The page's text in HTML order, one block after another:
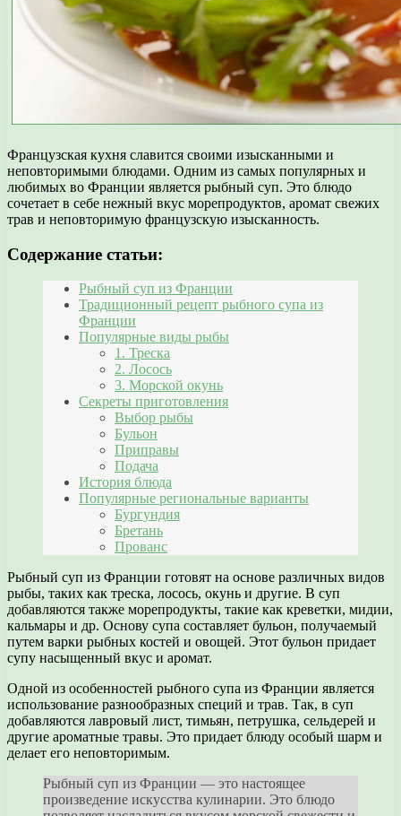
Французская кухня славится своими изысканными и
неповторимыми блюдами. Одним из самых популярных и
любимых во Франции является рыбный суп. Это блюдо
сочетает в себе нежный вкус морепродуктов, аромат свежих
трав и неповторимую французскую изысканность.
Содержание статьи:
Рыбный суп из Франции
Традиционный рецепт рыбного супа из
Франции
Популярные виды рыбы
1. Треска
2. Лосось
3. Морской окунь
Секреты приготовления
Выбор рыбы
Бульон
Приправы
Подача
История блюда
Популярные региональные варианты
Бургундия
Бретань
Прованс
Рыбный суп из Франции готовят на основе различных видов
рыбы, таких как треска, лосось, окунь и другие. В суп
добавляются также морепродукты, такие как креветки, мидии,
кальмары и др. Основу супа составляет бульон, получаемый
путем варки рыбных костей и овощей. Этот бульон придает
супу насыщенный вкус и аромат.
Одной из особенностей рыбного супа из Франции является
использование разнообразных специй и трав. Так, в суп
добавляются лавровый лист, тимьян, петрушка, сельдерей и
другие ароматные травы. Это придает блюду особый шарм и
делает его неповторимым.
Рыбный суп из Франции — это настоящее
произведение искусства кулинарии. Это блюдо